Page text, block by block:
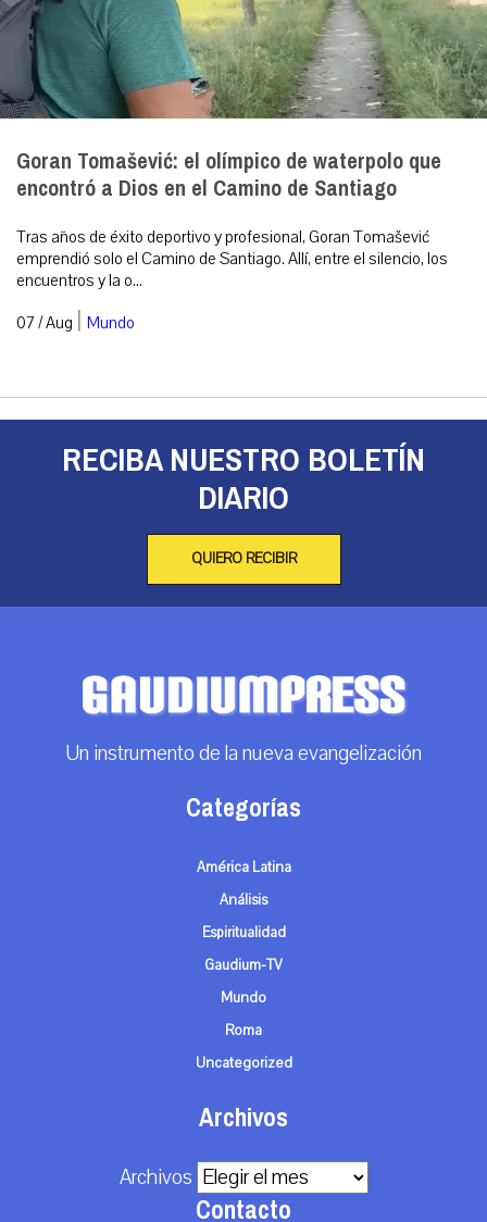
Goran Tomašević: el olímpico de waterpolo que
encontró a Dios en el Camino de Santiago
Tras años de éxito deportivo y profesional, Goran Tomašević
emprendió solo el Camino de Santiago. Allí, entre el silencio, los
encuentros y la o...
07 / Aug | Mundo
RECIBA NUESTRO BOLETÍN
DIARIO
QUIERO RECIBIR
Un instrumento de la nueva evangelización
Categorías
América Latina
Análisis
Espiritualidad
Gaudium-TV
Mundo
Roma
Uncategorized
Archivos
Archivos
Contacto